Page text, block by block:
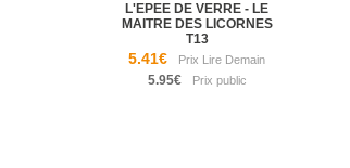
L'EPEE DE VERRE - LE
MAITRE DES LICORNES
T13
5.41€
5.95€